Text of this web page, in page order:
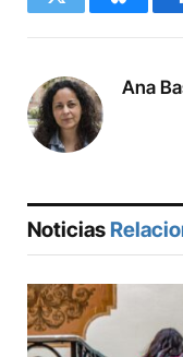
Twitter Bluesky
Ana
Noticias